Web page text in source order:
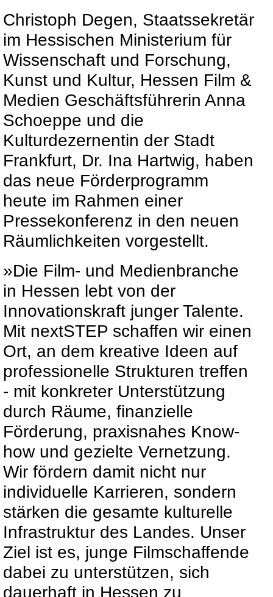
Christoph Degen, Staatssekretär
im Hessischen Ministerium für
Wissenschaft und Forschung,
Kunst und Kultur, Hessen Film &
Medien Geschäftsführerin Anna
Schoeppe und die
Kulturdezernentin der Stadt
Frankfurt, Dr. Ina Hartwig, haben
das neue Förderprogramm
heute im Rahmen einer
Pressekonferenz in den neuen
Räumlichkeiten vorgestellt.
»Die Film- und Medienbranche
in Hessen lebt von der
Innovationskraft junger Talente.
Mit nextSTEP schaffen wir einen
Ort, an dem kreative Ideen auf
professionelle Strukturen treffen
- mit konkreter Unterstützung
durch Räume, finanzielle
Förderung, praxisnahes Know-
how und gezielte Vernetzung.
Wir fördern damit nicht nur
individuelle Karrieren, sondern
stärken die gesamte kulturelle
Infrastruktur des Landes. Unser
Ziel ist es, junge Filmschaffende
dabei zu unterstützen, sich
dauerhaft in Hessen zu